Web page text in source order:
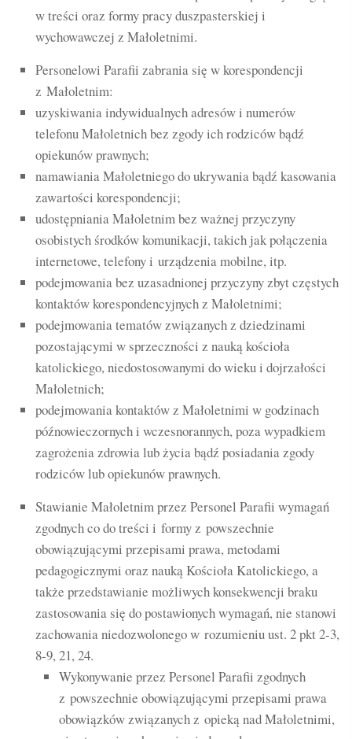
w treści oraz formy pracy duszpasterskiej i
wychowawczej z Małoletnimi.
Personelowi Parafii zabrania się w korespondencji
z Małoletnim:
uzyskiwania indywidualnych adresów i numerów
telefonu Małoletnich bez zgody ich rodziców bądź
opiekunów prawnych;
namawiania Małoletniego do ukrywania bądź kasowania
zawartości korespondencji;
udostępniania Małoletnim bez ważnej przyczyny
osobistych środków komunikacji, takich jak połączenia
internetowe, telefony i urządzenia mobilne, itp.
podejmowania bez uzasadnionej przyczyny zbyt częstych
kontaktów korespondencyjnych z Małoletnimi;
podejmowania tematów związanych z dziedzinami
pozostającymi w sprzeczności z nauką kościoła
katolickiego, niedostosowanymi do wieku i dojrzałości
Małoletnich;
podejmowania kontaktów z Małoletnimi w godzinach
późnowieczornych i wczesnorannych, poza wypadkiem
zagrożenia zdrowia lub życia bądź posiadania zgody
rodziców lub opiekunów prawnych.
Stawianie Małoletnim przez Personel Parafii wymagań
zgodnych co do treści i formy z powszechnie
obowiązującymi przepisami prawa, metodami
pedagogicznymi oraz nauką Kościoła Katolickiego, a
także przedstawianie możliwych konsekwencji braku
zastosowania się do postawionych wymagań, nie stanowi
zachowania niedozwolonego w rozumieniu ust. 2 pkt 2-3,
8-9, 21, 24.
Wykonywanie przez Personel Parafii zgodnych
z powszechnie obowiązującymi przepisami prawa
obowiązków związanych z opieką nad Małoletnimi,